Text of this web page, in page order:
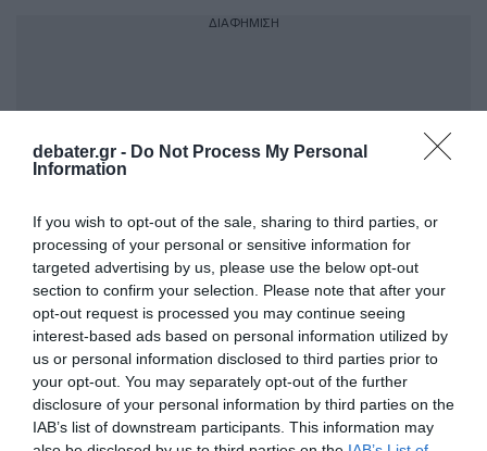
debater.gr - Do Not Process My Personal
Information
If you wish to opt-out of the sale, sharing to third parties, or
processing of your personal or sensitive information for
targeted advertising by us, please use the below opt-out
section to confirm your selection. Please note that after your
opt-out request is processed you may continue seeing
interest-based ads based on personal information utilized by
us or personal information disclosed to third parties prior to
your opt-out. You may separately opt-out of the further
disclosure of your personal information by third parties on the
IAB’s list of downstream participants. This information may
ΔΙΑΦΗΜΙΣΗ
Τέλος, εξέφρασε τηνελπίδα για παύση της
διένεξης στην Ουκρανία, ώστε η χώρα να
μπορέσει να συνεχίσει τον βίο της με ειρήνη,
υπέρ της δημοκρατίας, και υπογράμμισε: